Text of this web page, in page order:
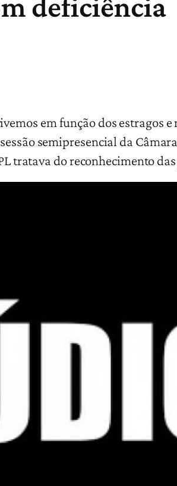
em função dos estragos
semipresencial da
tratava do reconhecimento